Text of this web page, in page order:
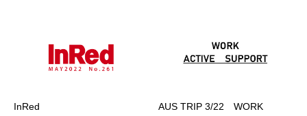
InRed AUS TRIP 3/22 WORK